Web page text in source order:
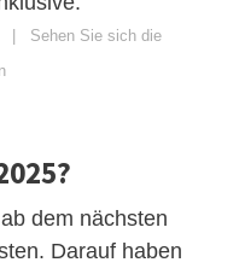
| Sehen Sie sich die
dem nächsten
Darauf haben